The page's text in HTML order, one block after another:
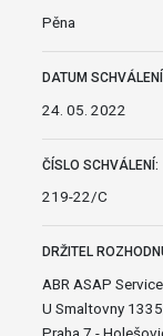
Pěna
DATUM
24. 05. 2022
ČÍSLO SCHVÁLENÍ:
219-22/C
DRŽITEL
ABR ASAP
U Smaltovny